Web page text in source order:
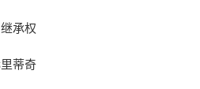
承权
蒂奇